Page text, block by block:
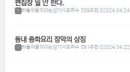
편집장 일 안 한다.
1 하울의움직이는성기사조회수 539추천 02024.04.24
동내 중화요리 장악의 상징
1 하울의움직이는성기사조회수 591 추천 02024.04.22